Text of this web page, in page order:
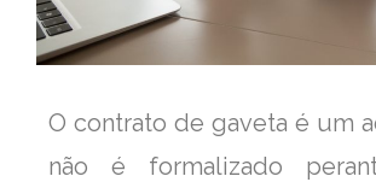
O contrato de gaveta é um
não é formalizado